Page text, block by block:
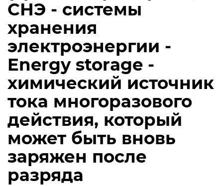
СНЭ - системы
хранения
электроэнергии -
Energy storage -
химический источник
тока многоразового
действия, который
может быть вновь
заряжен после
разряда